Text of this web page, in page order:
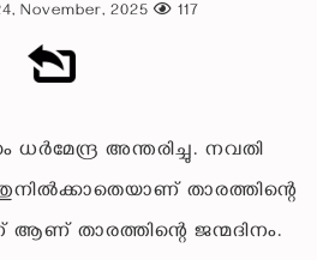
November, 2025 117
അന്തരിച്ചു. നവതി
താരത്തിന്റെ
താരത്തിന്റെ ജന്മദിനം.